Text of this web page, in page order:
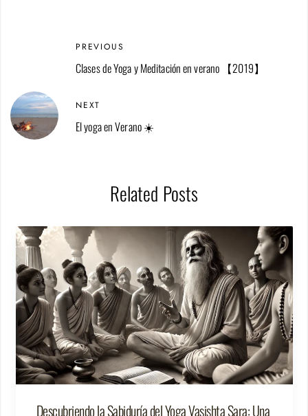
PREVIOUS
Clases de Yoga y Meditación en verano 【2019】
NEXT
El yoga en Verano ☀️
Related Posts
Descubriendo la Sabiduría del Yoga Vasishta Sara: Una